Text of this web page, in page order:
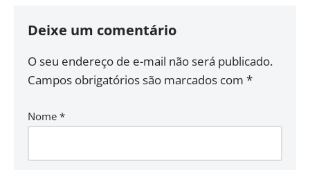
Deixe um comentário
O seu endereço de e-mail não será publicado.
Campos obrigatórios são marcados com *
Nome *